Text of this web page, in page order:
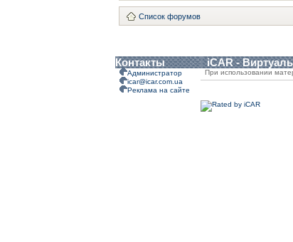
Список форумов
Контакты iCAR -
Администратор
icar@icar.com.ua
Реклама на сайте
При использовании